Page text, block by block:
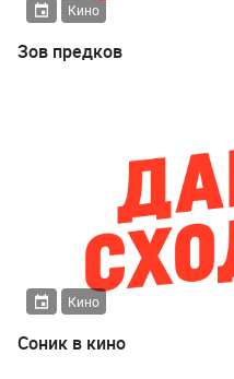
Кино
Зов предков
Кино
Соник в кино